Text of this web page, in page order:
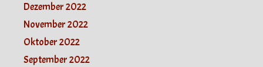
Dezember 2022
November 2022
Oktober 2022
September 2022